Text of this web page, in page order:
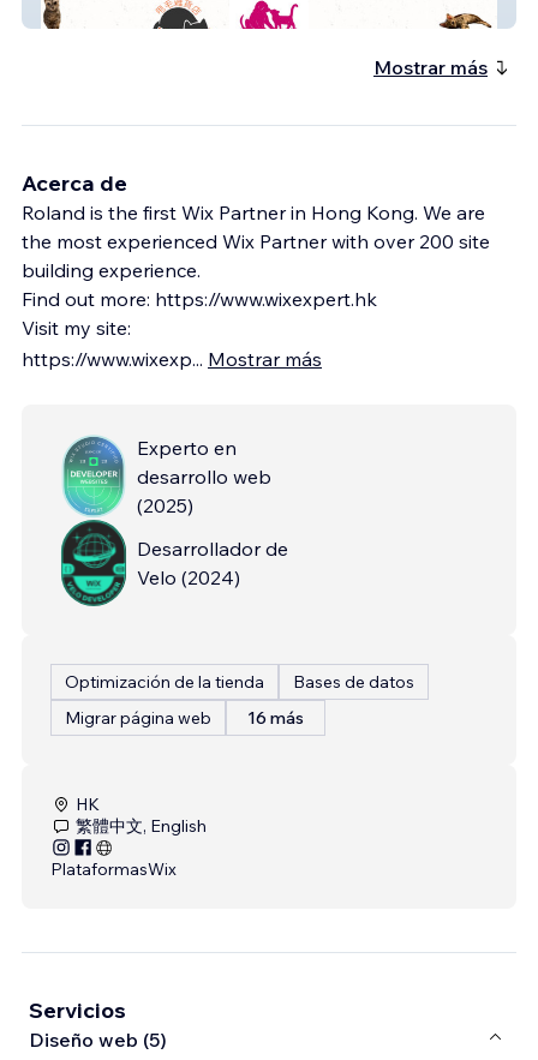
豆沙妹 貓草專門店
Mostrar más
Acerca de
Roland is the first Wix Partner in Hong Kong. We are
the most experienced Wix Partner with over 200 site
building experience.
Find out more: https://www.wixexpert.hk
Visit my site:
https://www.wixexp... Mostrar más
Experto en
desarrollo web
(2025)
Desarrollador de
Velo (2024)
Optimización de la tienda
Bases de datos
Migrar página web
16 más
HK
繁體中文, English
PlataformasWix
Servicios
Diseño web (5)